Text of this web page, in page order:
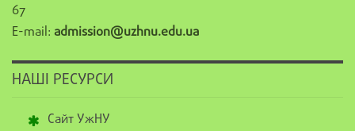
67
E-mail: admission@uzhnu.edu.ua
НАШІ РЕСУРСИ
Сайт УжНУ